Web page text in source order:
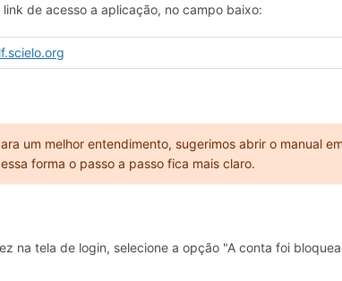
link de acesso a aplicação, no campo baixo:
um melhor entendimento, sugerimos abrir o manual
forma o passo a passo fica mais claro.
na tela de login, selecione a opção "A conta foi